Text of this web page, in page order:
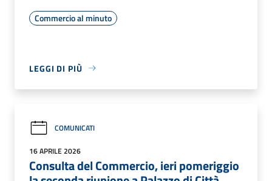
Commercio al minuto
LEGGI DI PIÙ
COMUNICATI
16 APRILE 2026
Consulta del Commercio, ieri pomeriggio